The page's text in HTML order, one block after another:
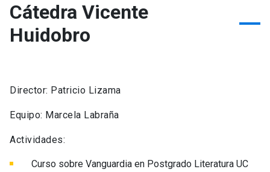
Cátedra Vicente
Huidobro
Director: Patricio Lizama
Equipo: Marcela Labraña
Actividades:
Curso sobre Vanguardia en Postgrado Literatura UC